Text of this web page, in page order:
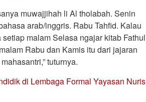
muwajjihah li Al tholabah. Senin
arab/inggris. Rabu Tahfid. Kalau
malam Selasa ngajar kitab Fathul
Rabu dan Kamis itu dari jajaran
tuturnya.
di Lembaga Formal Yayasan Nuris